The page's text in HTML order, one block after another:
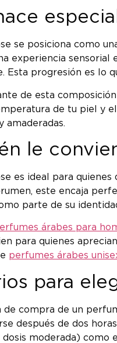
se posiciona como
experiencia sensorial
Esta progresión es lo
de esta
de tu piel y
amaderadas.
le
es ideal para
este encaja
parte de su
árabes para
para quienes
perfumes árabes
para
de compra de un
después de dos
moderada) como